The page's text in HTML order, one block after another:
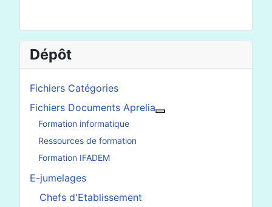
Dépôt
Fichiers Catégories
Fichiers Documents Aprelia
Formation informatique
Ressources de formation
Formation IFADEM
E-jumelages
Chefs d'Etablissement